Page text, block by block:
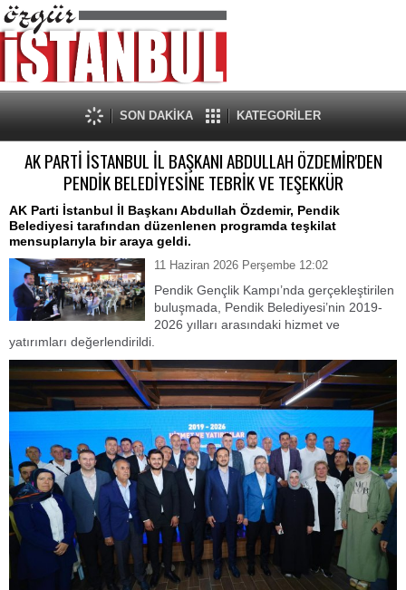
SON DAKİKA KATEGORİLER
AK PARTİ İSTANBUL İL BAŞKANI ABDULLAH ÖZDEMİR'DEN
PENDİK BELEDİYESİNE TEBRİK VE TEŞEKKÜR
AK Parti İstanbul İl Başkanı Abdullah Özdemir, Pendik
Belediyesi tarafından düzenlenen programda teşkilat
mensuplarıyla bir araya geldi.
11 Haziran 2026 Perşembe 12:02
Pendik Gençlik Kampı’nda gerçekleştirilen
buluşmada, Pendik Belediyesi’nin 2019-
2026 yılları arasındaki hizmet ve
yatırımları değerlendirildi.